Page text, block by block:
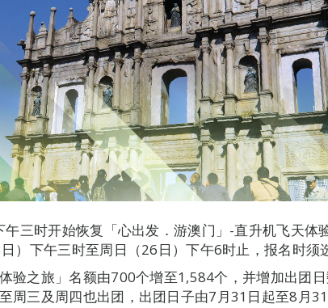
午三时开始恢复「心出发．游澳门」-直升机飞天体
）下午三时至周日（26日）下午6时止，报名时须
验之旅」名额由700个增至1,584个，并增加出团日
周三及周四也出团，出团日子由7月31日起至8月31